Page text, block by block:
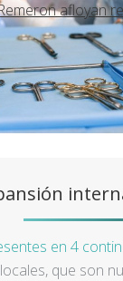
afloyan
en 4
que son